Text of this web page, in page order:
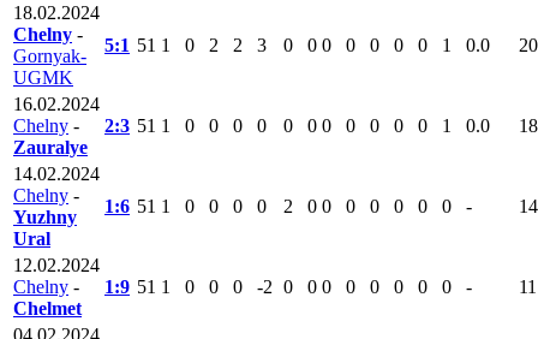
18.02.2024
Chelny -
Gornyak-
UGMK
5:1 51 1 0 2 2 3 0 0 0 0 0 0 0 1 0.0 20
16.02.2024
Chelny -
Zauralye
2:3 51 1 0 0 0 0 0 0 0 0 0 0 0 1 0.0 18
14.02.2024
Chelny -
Yuzhny
Ural
1:6 51 1 0 0 0 0 2 0 0 0 0 0 0 0 - 14
12.02.2024
Chelny -
Chelmet
1:9 51 1 0 0 0 -2 0 0 0 0 0 0 0 0 - 11
04.02.2024